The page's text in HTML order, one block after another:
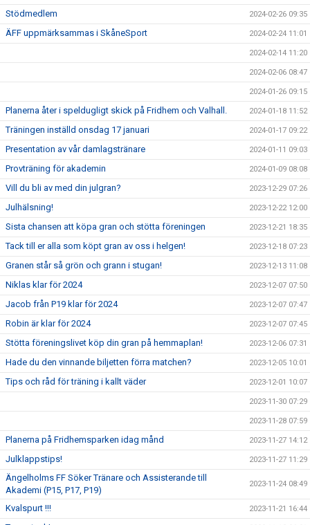
Stödmedlem 2024-02-26 09:35
ÄFF uppmärksammas i SkåneSport 2024-02-24 11:01
2024-02-14 11:20
2024-02-06 08:47
2024-01-26 09:15
Planerna åter i speldugligt skick på Fridhem och Valhall. 2024-01-18 11:52
Träningen inställd onsdag 17 januari 2024-01-17 09:22
Presentation av vår damlagstränare 2024-01-11 09:03
Provträning för akademin 2024-01-09 08:08
Vill du bli av med din julgran? 2023-12-29 07:26
Julhälsning! 2023-12-22 12:00
Sista chansen att köpa gran och stötta föreningen 2023-12-21 18:35
Tack till er alla som köpt gran av oss i helgen! 2023-12-18 07:23
Granen står så grön och grann i stugan! 2023-12-13 11:08
Niklas klar för 2024 2023-12-07 07:50
Jacob från P19 klar för 2024 2023-12-07 07:47
Robin är klar för 2024 2023-12-07 07:45
Stötta föreningslivet köp din gran på hemmaplan! 2023-12-06 07:31
Hade du den vinnande biljetten förra matchen? 2023-12-05 10:01
Tips och råd för träning i kallt väder 2023-12-01 10:07
2023-11-30 07:29
2023-11-28 07:59
Planerna på Fridhemsparken idag månd 2023-11-27 14:12
Julklappstips! 2023-11-27 11:29
Ängelholms FF Söker Tränare och Assisterande till
Akademi (P15, P17, P19)
2023-11-24 08:49
Kvalspurt !!! 2023-11-21 16:44